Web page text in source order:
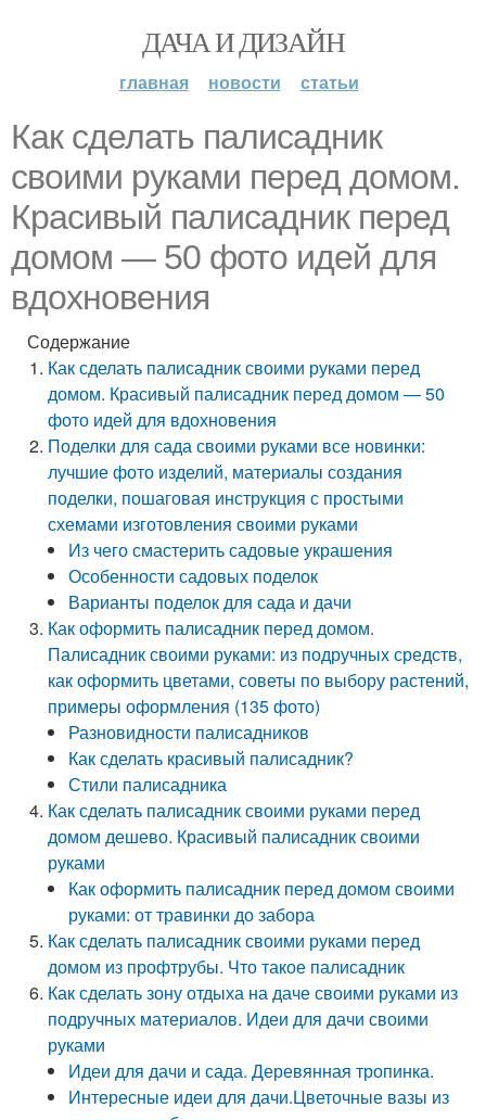
ДАЧА И ДИЗАЙН
главная новости статьи
Как сделать палисадник
своими руками перед домом.
Красивый палисадник перед
домом — 50 фото идей для
вдохновения
Содержание
Как сделать палисадник своими руками перед
домом. Красивый палисадник перед домом — 50
фото идей для вдохновения
Поделки для сада своими руками все новинки:
лучшие фото изделий, материалы создания
поделки, пошаговая инструкция с простыми
схемами изготовления своими руками
Из чего смастерить садовые украшения
Особенности садовых поделок
Варианты поделок для сада и дачи
Как оформить палисадник перед домом.
Палисадник своими руками: из подручных средств,
как оформить цветами, советы по выбору растений,
примеры оформления (135 фото)
Разновидности палисадников
Как сделать красивый палисадник?
Стили палисадника
Как сделать палисадник своими руками перед
домом дешево. Красивый палисадник своими
руками
Как оформить палисадник перед домом своими
руками: от травинки до забора
Как сделать палисадник своими руками перед
домом из профтрубы. Что такое палисадник
Как сделать зону отдыха на даче своими руками из
подручных материалов. Идеи для дачи своими
руками
Идеи для дачи и сада. Деревянная тропинка.
Интересные идеи для дачи.Цветочные вазы из